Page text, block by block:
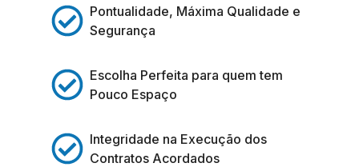
Pontualidade, Máxima Qualidade e
Segurança
Escolha Perfeita para quem tem
Pouco Espaço
Integridade na Execução dos
Contratos Acordados